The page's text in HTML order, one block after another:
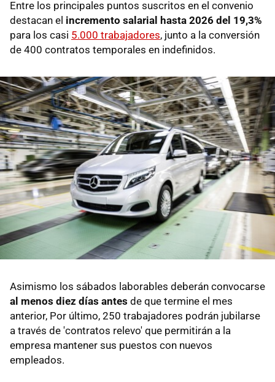
Entre los principales puntos suscritos en el convenio
destacan el incremento salarial hasta 2026 del 19,3%
para los casi 5.000 trabajadores, junto a la conversión
de 400 contratos temporales en indefinidos.
Asimismo los sábados laborables deberán convocarse
al menos diez días antes de que termine el mes
anterior, Por último, 250 trabajadores podrán jubilarse
a través de 'contratos relevo' que permitirán a la
empresa mantener sus puestos con nuevos
empleados.